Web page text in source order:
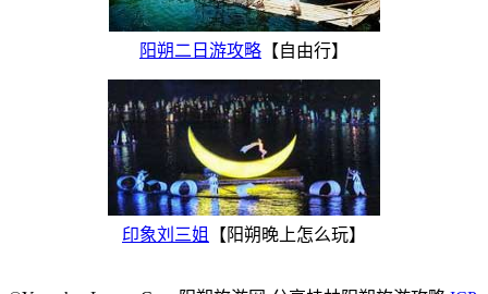
阳朔二日游攻略 【自由行】
印象刘三姐 【阳朔晚上怎么玩】